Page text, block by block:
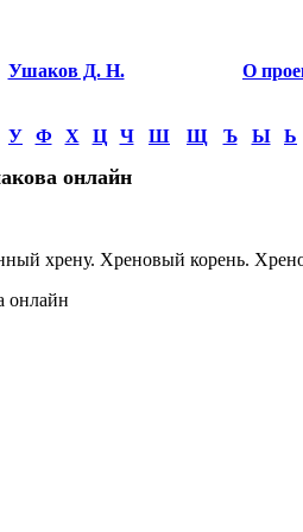
Ушаков Д. Н. О
У Ф Х Ц Ч Ш Щ Ъ Ы Ь
онлайн
хрену. Хреновый корень.